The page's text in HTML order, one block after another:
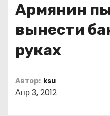
Армянин
вынести
руках
Автор: ksu
Апр 3, 2012